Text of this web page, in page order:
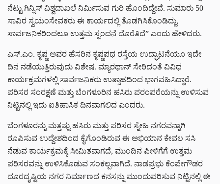
ನೆಟ್ಟು ಗಿನ್ನಿಸ್ ವಿಶ್ವದಾಖಲೆ ನಿರ್ಮಿಸುವ ಗುರಿ ಹೊಂದಿದ್ದೇವೆ. ಸುಮಾರು 50
ಸಾವಿರ ಸ್ವಯಂಸೇವಕರು ಈ ಕಾರ್ಯದಲ್ಲಿ ತೊಡಗಿಸಿಕೊಂಡಿದ್ದು,
ಸಾರ್ವಜನಿಕರಿಂದಲೂ ಉತ್ತಮ ಸ್ಪಂದನೆ ದೊರೆತಿದೆ” ಎಂದು ಹೇಳಿದರು.
ಎಸ್.ಎಂ. ಕೃಷ್ಣ ಅವರ ಹೆಸರಿನ ಕೃಷ್ಣಪಥ ರಸ್ತೆಯ ಉದ್ಘಾಟನೆಯೂ ಇದೇ
ದಿನ ನಡೆಯುತ್ತಿರುವುದು ವಿಶೇಷ. ಮ್ಯಾರಥಾನ್ ಸೇರಿದಂತೆ ವಿವಿಧ
ಕಾರ್ಯಕ್ರಮಗಳಲ್ಲಿ ಸಾರ್ವಜನಿಕರು ಉತ್ಸಾಹದಿಂದ ಭಾಗವಹಿಸಿದ್ದಾರೆ.
ಪರಿಸರ ಸಂರಕ್ಷಣೆ ಮತ್ತು ಬೆಂಗಳೂರಿನ ಹಸಿರು ಪರಂಪರೆಯನ್ನು ಉಳಿಸುವ
ನಿಟ್ಟಿನಲ್ಲಿ ಇದು ಐತಿಹಾಸಿಕ ದಿನವಾಗಲಿದ ಎಂದರು.
ಬೆಂಗಳೂರನ್ನು ಮತ್ತಷ್ಟು ಹಸಿರು ಮತ್ತು ಪರಿಸರ ಸ್ನೇಹಿ ನಗರವನ್ನಾಗಿ
ರೂಪಿಸುವ ಉದ್ದೇಶದಿಂದ ಕೈಗೊಂಡಿರುವ ಈ ಅಭಿಯಾನ ಕೇವಲ ಸಸಿ
ನೆಡುವ ಕಾರ್ಯಕ್ರಮಕ್ಕೆ ಸೀಮಿತವಾಗದೆ, ಮುಂದಿನ ಪೀಳಿಗೆಗೆ ಉತ್ತಮ
ಪರಿಸರವನ್ನು ಉಳಿಸಿಕೊಡುವ ಸಂಕಲ್ಪವಾಗಿದೆ. ನಾಡಪ್ರಭು ಕೆಂಪೇಗೌಡರ
ದೂರದೃಷ್ಟಿಯ ನಗರ ನಿರ್ಮಾಣದ ಕನಸನ್ನು ಮುಂದುವರಿಸುವ ನಿಟ್ಟಿನಲ್ಲಿ ಈ